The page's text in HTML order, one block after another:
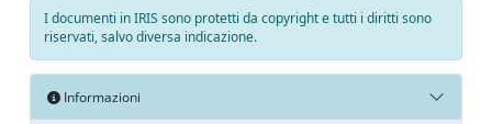
I documenti in IRIS sono protetti da copyright e tutti i diritti sono
riservati, salvo diversa indicazione.
Informazioni